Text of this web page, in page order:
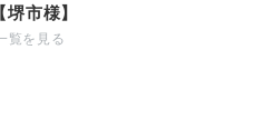
市様】
覧を見る